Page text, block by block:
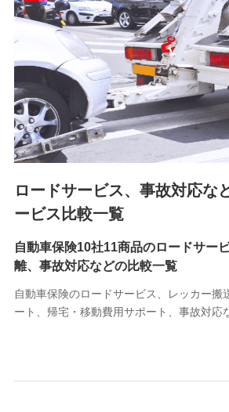
7.社員（従業者）の個人情報
人事･勤怠･健康・労務等の管理、給与支
退職関連処理等の各種手続きのため、
業員同士の連絡のため
8.取引先個人情報
取引先としての選定業務、営業情報の提
続き業務、取引管理業務、およびこれら
のため
9.お問い合わせ情報
各種お問い合わせに対応するため
10.受託業務の 個人情報
受託業務の遂行およびこれらに準ずる業
11.マイカー通勤管理クラウド並びに
をお送りするため
ロードサービス、事故対応な
ービス比較一覧
自動車保険10社11商品のロードサー
離、事故対応などの比較一覧
自動車保険のロードサービス、レッカー搬
ート、帰宅・移動費用サポート、事故対応